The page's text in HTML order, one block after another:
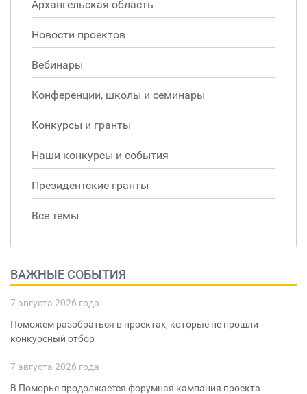
Архангельская область
Новости проектов
Вебинары
Конференции, школы и семинары
Конкурсы и гранты
Наши конкурсы и события
Президентские гранты
Все темы
ВАЖНЫЕ СОБЫТИЯ
7 августа 2026 года
Поможем разобраться в проектах, которые не прошли
конкурсный отбор
7 августа 2026 года
В Поморье продолжается форумная кампания проекта